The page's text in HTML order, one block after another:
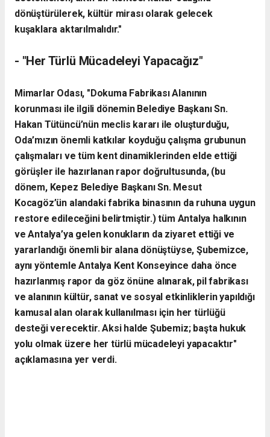
dönüştürülerek, kültür mirası olarak gelecek
kuşaklara aktarılmalıdır."
-​ "Her Türlü Mücadeleyi Yapacağız"
​Mimarlar Odası, "Dokuma Fabrikası Alanının
korunması ile ilgili dönemin Belediye Başkanı Sn.
Hakan Tütüncü’nün meclis kararı ile oluşturduğu,
Oda’mızın önemli katkılar koyduğu çalışma grubunun
çalışmaları ve tüm kent dinamiklerinden elde ettiği
görüşler ile hazırlanan rapor doğrultusunda, (bu
dönem, Kepez Belediye Başkanı Sn. Mesut
Kocagöz’ün alandaki fabrika binasının da ruhuna uygun
restore edileceğini belirtmiştir.) tüm Antalya halkının
ve Antalya’ya gelen konukların da ziyaret ettiği ve
yararlandığı önemli bir alana dönüştüyse, Şubemizce,
aynı yöntemle Antalya Kent Konseyince daha önce
hazırlanmış rapor da göz önüne alınarak, pil fabrikası
ve alanının kültür, sanat ve sosyal etkinliklerin yapıldığı
kamusal alan olarak kullanılması için her türlüğü
desteği verecektir. Aksi halde Şubemiz; başta hukuk
yolu olmak üzere her türlü mücadeleyi yapacaktır"
açıklamasına yer verdi.